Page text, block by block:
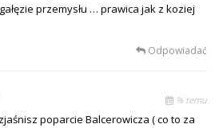
przemysłu … prawica jak z koziej
Odpowiadać
% temu
poparcie Balcerowicza ( co to za